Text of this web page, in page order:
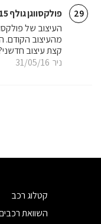
29 פולקסווגן גולף 2015
ניר 31/05/16
מהעיצוב הקודם.
קצת עיצוב
קטלוג רכב
השוואת